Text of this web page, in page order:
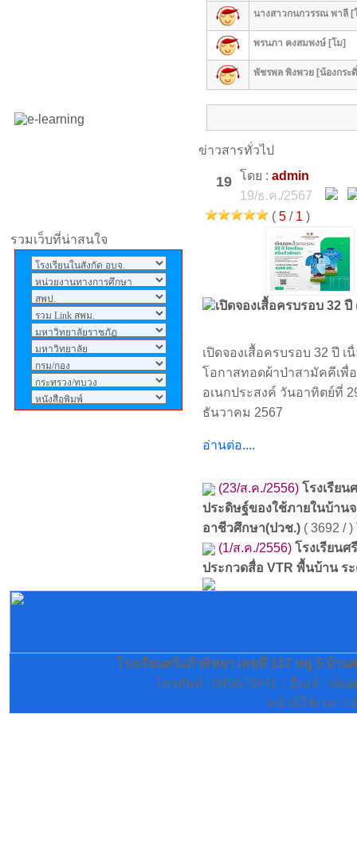
จารุเดช: อยากให้โรงเรียน
เปิดเทอมเร็วนะคราฟ
admin: ถ้าเข้ามาชมเว็บไซต์
แล้วอย่าลืมลงนามสมุดเยี่ยม
ให้ด้วยนะครับ
admin: ศิษย์เก่าโรงเรียนศรี
แก้วพิทยาทุกรุ่นลงทะเบียนได้
แล้วครับ
รวมเว็บที่น่าสนใจ
นางสาวกนกวรรณ พาลี [
พรนภา คงสมพงษ์ [โม]
พัชรพล พิงพวย [น้องกระดิ่
ข่าวสารทั่วไป
19 โดย : admin
19/ธ.ค./2567
( 5 / 1 )
เปิดจองเสื้อครบรอบ 32 ปี
เปิดจองเสื้อครบรอบ 32 ปี เ
โอกาสทอดผ้าป่าสามัคคีเพื่
อเนกประสงค์ วันอาทิตย์ที่
ธันวาคม 2567
อ่านต่อ....
(23/ส.ค./2556) โรงเรียน
ประดิษฐ์ของใช้ภายในบ้าน
อาชีวศึกษา(ปวช.) ( 3692 /
(1/ส.ค./2556) โรงเรียน
ประกวดสื่อ VTR พื้นบ้าน ร
โรงเรียนศรีแก้วพิทยา เลขที่ 117 หมู่ 5 บ้า
โทรศัพท์ : 045673041 :: อีเมล์ :
หน้านี้ใช้เวลา